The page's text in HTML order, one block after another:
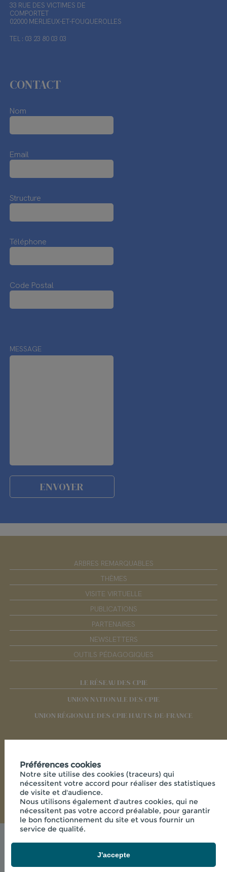
33 RUE DES VICTIMES DE
COMPORTET
02000 MERLIEUX-ET-FOUQUEROLLES
TEL : 03 23 80 03 03
CONTACT
Nom
Email
Structure
Téléphone
Code Postal
MESSAGE
ARBRES REMARQUABLES
THÈMES
VISITE VIRTUELLE
PUBLICATIONS
PARTENAIRES
NEWSLETTERS
OUTILS PÉDAGOGIQUES
LE RÉSEAU DES CPIE
UNION NATIONALE DES CPIE
UNION RÉGIONALE DES CPIE HAUTS-DE-FRANCE
Mentions légales
© 2026 - CPIE PAYS DE L'AISNE - 33 RUE DES
VICTIMES DE COMPORTET , 02000 MERLIEUX-ET-
Préférences cookies
Notre site utilise des cookies (traceurs) qui
nécessitent votre accord pour réaliser des statistiques
de visite et d'audience.
Nous utilisons également d'autres cookies, qui ne
nécessitent pas votre accord préalable, pour garantir
le bon fonctionnement du site et vous fournir un
service de qualité.
J'accepte